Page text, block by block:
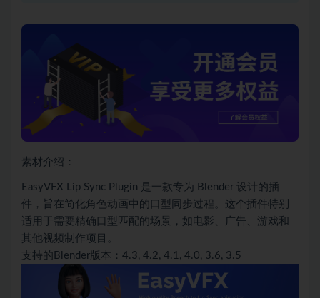
素材介绍：
EasyVFX Lip Sync Plugin 是一款专为 Blender 设计的插
件，旨在简化角色动画中的口型同步过程。这个插件特别
适用于需要精确口型匹配的场景，如电影、广告、游戏和
其他视频制作项目。
支持的Blender版本：4.3, 4.2, 4.1, 4.0, 3.6, 3.5